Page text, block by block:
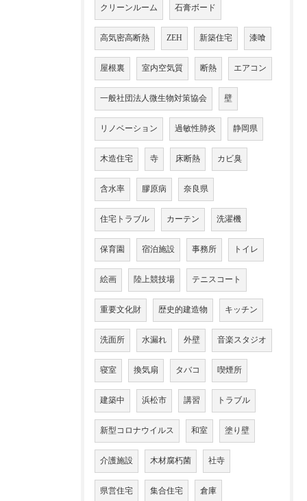
クリーンルーム 石膏ボード
高気密高断熱 ZEH 新築住宅 漆喰
屋根裏 室内空気質 断熱 エアコン
一般社団法人微生物対策協会 壁
リノベーション 過敏性肺炎 静岡県
木造住宅 寺 床断熱 カビ臭
含水率 膠原病 奈良県
住宅トラブル カーテン 洗濯機
保育園 宿泊施設 事務所 トイレ
絵画 陸上競技場 テニスコート
重要文化財 歴史的建造物 キッチン
洗面所 水漏れ 外壁 音楽スタジオ
寝室 換気扇 タバコ 喫煙所
建築中 浜松市 講習 トラブル
新型コロナウイルス 和室 塗り壁
介護施設 木材腐朽菌 社寺
県営住宅 集合住宅 倉庫